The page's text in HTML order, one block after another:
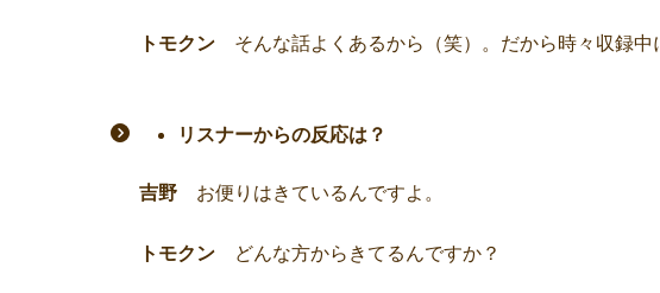
トモクン そんな話よくあるから（笑）。だから時々収録中
リスナーからの反応は？
吉野 お便りはきているんですよ。
トモクン どんな方からきてるんですか？